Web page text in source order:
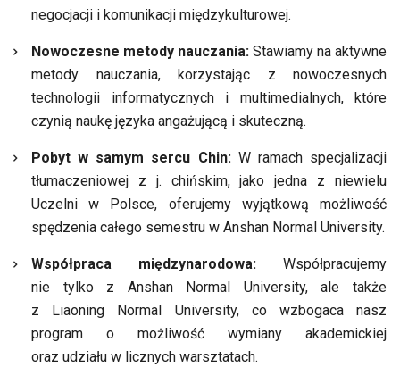
negocjacji i komunikacji międzykulturowej.
Nowoczesne metody nauczania: Stawiamy na aktywne
metody nauczania, korzystając z nowoczesnych
technologii informatycznych i multimedialnych, które
czynią naukę języka angażującą i skuteczną.
Pobyt w samym sercu Chin:W ramach specjalizacji
tłumaczeniowej z j. chińskim, jako jedna z niewielu
Uczelni w Polsce, oferujemy wyjątkową możliwość
spędzenia całego semestru w Anshan Normal University.
Współpraca międzynarodowa: Współpracujemy
nie tylko z Anshan Normal University, ale także
z Liaoning Normal University, co wzbogaca nasz
program o możliwość wymiany akademickiej
oraz udziału w licznych warsztatach.